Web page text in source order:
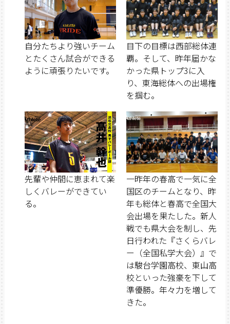
自分たちより強いチーム
とたくさん試合ができる
ように頑張りたいです。
目下の目標は西部総体連
覇。そして、昨年届かな
かった県トップ3に入
り、東海総体への出場権
を掴む。
先輩や仲間に恵まれて楽
しくバレーができてい
る。
一昨年の春高で一気に全
国区のチームとなり、昨
年も総体と春高で全国大
会出場を果たした。新人
戦でも県大会を制し、先
日行われた『さくらバレ
ー（全国私学大会）』で
は駿台学園高校、東山高
校といった強豪を下して
準優勝。年々力を増して
きた。